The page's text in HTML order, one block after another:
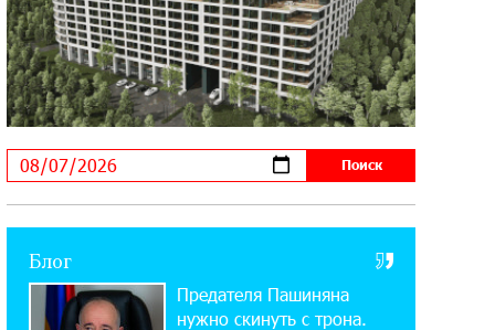
«Бесплатные бонусы в играх»:
IDBank предупреждает о
кибератаках на школьников
11:21:15 31-07-2026
расширяться. Когда-нибудь это
поймёт и рядовой армянин, но будет уже поздно
Геноцида армян против Эрдогана,
то что для него значит сам Геноцид?
Блог
Предателя Пашиняна
нужно скинуть с трона.